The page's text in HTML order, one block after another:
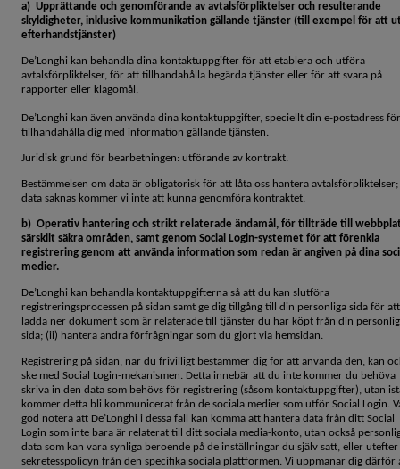
a) Upprättande och genomförande av avtalsförpliktelser och resulterande
skyldigheter, inklusive kommunikation gällande tjänster (till exempel för att
efterhandstjänster)
De’Longhi kan behandla dina kontaktuppgifter för att etablera och utföra
avtalsförpliktelser, för att tillhandahålla begärda tjänster eller för att svara på
rapporter eller klagomål.
De’Longhi kan även använda dina kontaktuppgifter, speciellt din e-postadress
tillhandahålla dig med information gällande tjänsten.
Juridisk grund för bearbetningen: utförande av kontrakt.
Bestämmelsen om data är obligatorisk för att låta oss hantera
data saknas kommer vi inte att kunna genomföra kontraktet.
b) Operativ hantering och strikt relaterade ändamål, för tillträde till
särskilt säkra områden, samt genom Social Login-systemet för att förenkla
registrering genom att använda information som redan är angiven på dina
medier.
De’Longhi kan behandla kontaktuppgifterna så att du kan slutföra
registreringsprocessen på sidan samt ge dig tillgång till din personliga sida för
ladda ner dokument som är relaterade till tjänster du har köpt från din
sida; (ii) hantera andra förfrågningar som du gjort via hemsidan.
Registrering på sidan, när du frivilligt bestämmer dig för att använda den, kan
ske med Social Login-mekanismen. Detta innebär att du inte kommer du behöva
skriva in den data som behövs för registrering (såsom kontaktuppgifter), utan
kommer detta bli kommunicerat från de sociala medier som utför Social Login.
god notera att De’Longhi i dessa fall kan komma att hantera data från ditt Social
Login som inte bara är relaterat till ditt sociala media-konto, utan också
data som kan vara synliga beroende på de inställningar du själv satt, eller utefter
sekretesspolicyn från den specifika sociala plattformen. Vi uppmanar dig därför